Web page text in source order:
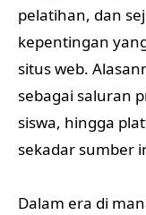
pelatihan, dan
kepentingan
situs web.
sebagai saluran
siswa, hingga
sekadar sumber
Dalam era di